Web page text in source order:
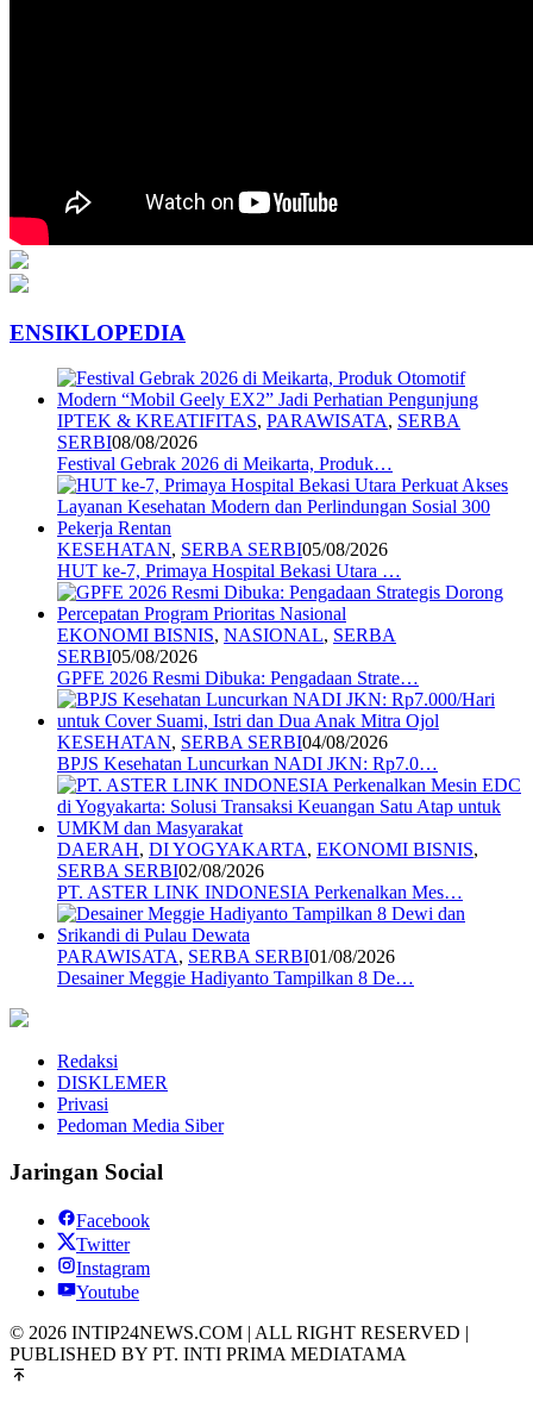
ENSIKLOPEDIA
IPTEK & KREATIFITAS, PARAWISATA, SERBA
SERBI08/08/2026
Festival Gebrak 2026 di Meikarta, Produk…
KESEHATAN, SERBA SERBI05/08/2026
HUT ke-7, Primaya Hospital Bekasi Utara …
EKONOMI BISNIS, NASIONAL, SERBA
SERBI05/08/2026
GPFE 2026 Resmi Dibuka: Pengadaan Strate…
KESEHATAN, SERBA SERBI04/08/2026
BPJS Kesehatan Luncurkan NADI JKN: Rp7.0…
DAERAH, DI YOGYAKARTA, EKONOMI BISNIS,
SERBA SERBI02/08/2026
PT. ASTER LINK INDONESIA Perkenalkan Mes…
PARAWISATA, SERBA SERBI01/08/2026
Desainer Meggie Hadiyanto Tampilkan 8 De…
Redaksi
DISKLEMER
Privasi
Pedoman Media Siber
Jaringan Social
Facebook
Twitter
Instagram
Youtube
© 2026 INTIP24NEWS.COM | ALL RIGHT RESERVED |
PUBLISHED BY PT. INTI PRIMA MEDIATAMA